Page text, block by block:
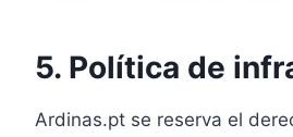
5. Política de
Ardinas.pt se reserva el